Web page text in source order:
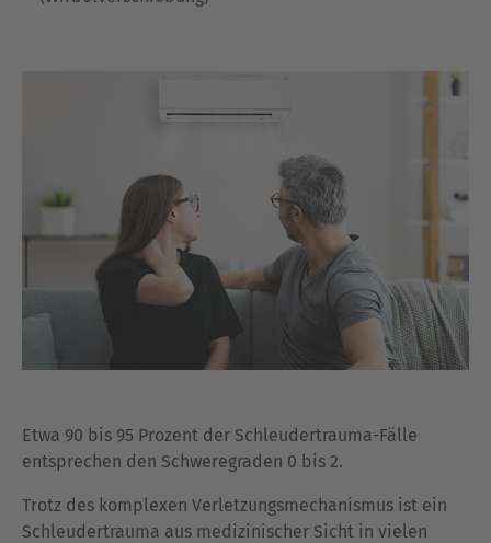
Etwa 90 bis 95 Prozent der Schleudertrauma-Fälle
entsprechen den Schweregraden 0 bis 2.
Trotz des komplexen Verletzungsmechanismus ist ein
Schleudertrauma aus medizinischer Sicht in vielen